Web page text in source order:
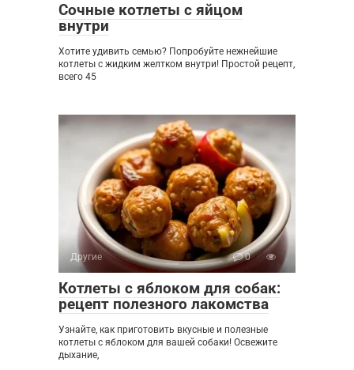
Сочные котлеты с яйцом
внутри
Хотите удивить семью? Попробуйте нежнейшие
котлеты с жидким желтком внутри! Простой рецепт,
всего 45
Другие 0
Котлеты с яблоком для собак:
рецепт полезного лакомства
Узнайте, как приготовить вкусные и полезные
котлеты с яблоком для вашей собаки! Освежите
дыхание,